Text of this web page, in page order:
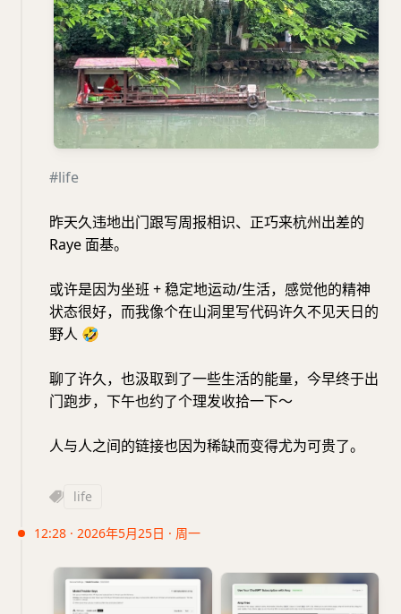
#life
昨天久违地出门跟写周报相识、正巧来杭州出差的
Raye 面基。
或许是因为坐班 + 稳定地运动/生活，感觉他的精神
状态很好，而我像个在山洞里写代码许久不见天日的
野人 🤣
聊了许久，也汲取到了一些生活的能量，今早终于出
门跑步，下午也约了个理发收拾一下～
人与人之间的链接也因为稀缺而变得尤为可贵了。
life
12:28 · 2026年5月25日 · 周一